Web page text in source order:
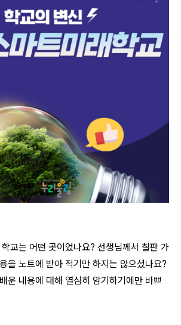
교는 어떤 곳이었나요? 선생님께서 칠판 가
을 노트에 받아 적기만 하지는 않으셨나요?
운 내용에 대해 열심히 암기하기에만 바쁘